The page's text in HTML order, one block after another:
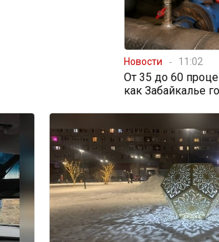
Новости 11:02
От 35 до 60
как Забайкалье